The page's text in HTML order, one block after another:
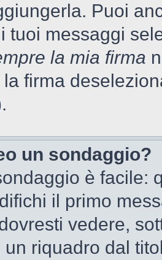
Puoi
tuoi messaggi
la mia firma
firma
un sondaggio?
è facile:
il primo
vedere,
un riquadro dal